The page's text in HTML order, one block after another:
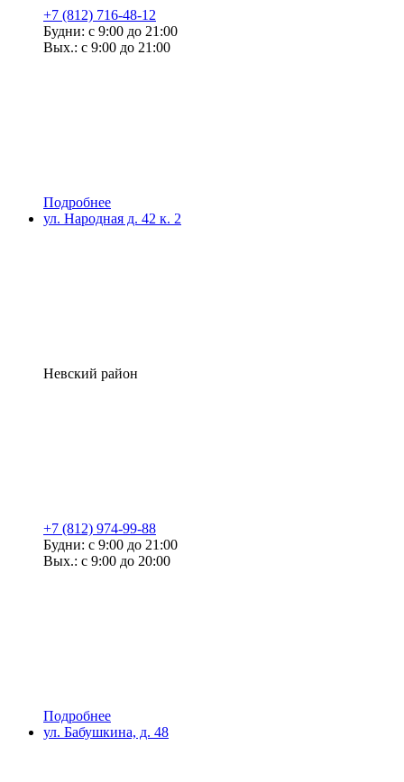
+7 (812) 716-48-12
Будни: с 9:00 до 21:00
Вых.: с 9:00 до 21:00
Подробнее
ул. Народная д. 42 к. 2
Невский район
+7 (812) 974-99-88
Будни: с 9:00 до 21:00
Вых.: с 9:00 до 20:00
Подробнее
ул. Бабушкина, д. 48